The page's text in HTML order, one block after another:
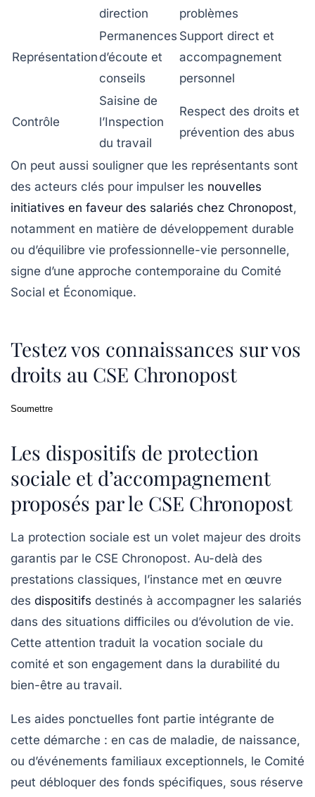
direction
problèmes
Représentation
Permanences
d’écoute et
conseils
Support direct et
accompagnement
personnel
Contrôle
Saisine de
l’Inspection
du travail
Respect des droits et
prévention des abus
On peut aussi souligner que les représentants sont
des acteurs clés pour impulser les nouvelles
initiatives en faveur des salariés chez Chronopost,
notamment en matière de développement durable
ou d’équilibre vie professionnelle-vie personnelle,
signe d’une approche contemporaine du Comité
Social et Économique.
Testez vos connaissances sur vos
droits au CSE Chronopost
Soumettre
Les dispositifs de protection
sociale et d’accompagnement
proposés par le CSE Chronopost
La protection sociale est un volet majeur des droits
garantis par le CSE Chronopost. Au-delà des
prestations classiques, l’instance met en œuvre
des dispositifs destinés à accompagner les salariés
dans des situations difficiles ou d’évolution de vie.
Cette attention traduit la vocation sociale du
comité et son engagement dans la durabilité du
bien-être au travail.
Les aides ponctuelles font partie intégrante de
cette démarche : en cas de maladie, de naissance,
ou d’événements familiaux exceptionnels, le Comité
peut débloquer des fonds spécifiques, sous réserve